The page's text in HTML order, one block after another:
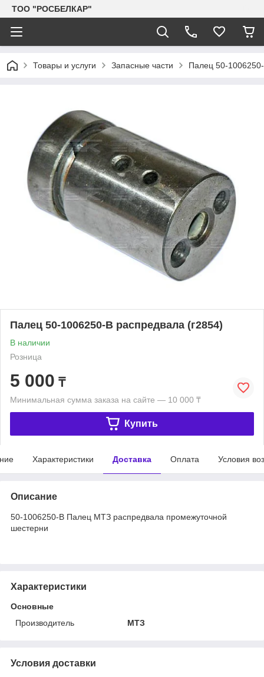
TOO "РОСБЕЛКАР"
Товары и услуги Запасные части Палец 50-
Палец 50-1006250-В распредвала (г2854)
В наличии
Розница
5 000 ₸
Минимальная сумма заказа на сайте — 10 000 ₸
Купить
Характеристики Доставка Оплата Условия
Описание
50-1006250-В Палец МТЗ распредвала промежуточной
шестерни
Характеристики
Основные
Производитель
МТЗ
Условия доставки